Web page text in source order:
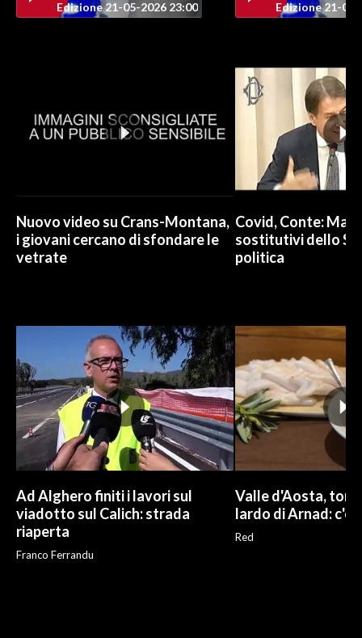
Edizione 21-05-2026 23:00 Edizione 21-05-
Nuovo video su Crans-Montana,
i giovani cercano di sfondare le
vetrate
Covid, Conte: Mai
sostitutivi dello
politica
Ad Alghero finiti i lavori sul
viadotto sul Calich: strada
riaperta
Franco Ferrandu
Valle d'Aosta,
lardo di Arnad: c'è
Red